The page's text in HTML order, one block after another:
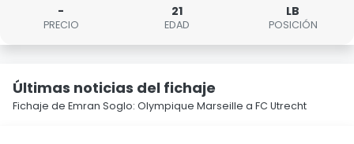
-
PRECIO
21
EDAD
LB
POSICIÓN
Últimas noticias del fichaje
Fichaje de Emran Soglo: Olympique Marseille a FC Utrecht